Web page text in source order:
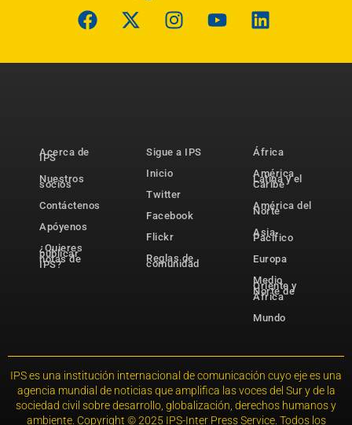
Acerca de
IPS
Nuestros
socios
Contáctenos
Apóyenos
¿Quieres
publicar
notas de
IPS?
Sigue a IPS
Inicio
Twitter
Facebook
Flickr
Reglas de
comunidad
África
América
Latina y el
Caribe
América del
Norte
Asia-
Pacífico
Europa
Medio
Oriente y
Norte de
África
Mundo
IPS es una institución internacional de comunicación cuyo eje es una
agencia mundial de noticias que amplifica las voces del Sur y de la
sociedad civil sobre desarrollo, globalización, derechos humanos y
ambiente. Copyright © 2025 IPS-Inter Press Service. Todos los